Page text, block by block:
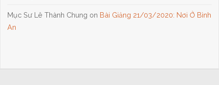
Mục Sư Lê Thành Chung on Bài Giảng 21/03/2020: Nơi Ở Bình
An